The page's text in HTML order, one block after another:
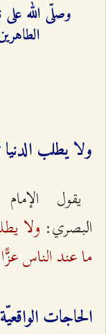
وصلّى الله على
ولا يطلب الدنيا
يقول
البصري: ولا
ما عند الناس
الحاجات